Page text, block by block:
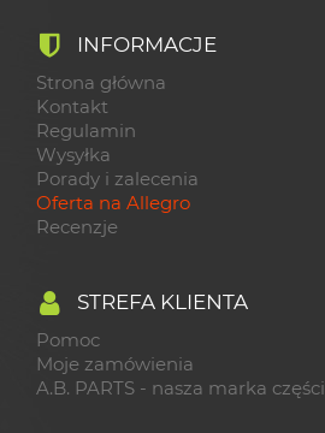
INFORMACJE
Strona główna
Kontakt
Regulamin
Wysyłka
Porady i zalecenia
Oferta na Allegro
Recenzje
STREFA KLIENTA
Pomoc
Moje zamówienia
A.B. PARTS - nasza marka części